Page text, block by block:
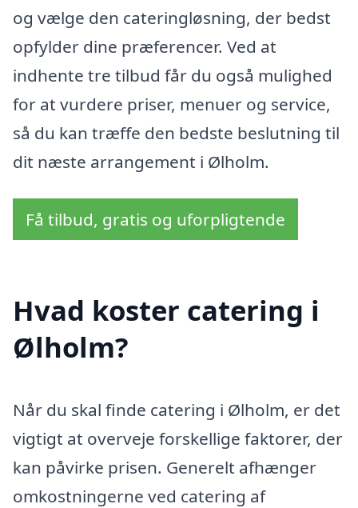
og vælge den cateringløsning, der bedst
opfylder dine præferencer. Ved at
indhente tre tilbud får du også mulighed
for at vurdere priser, menuer og service,
så du kan træffe den bedste beslutning til
dit næste arrangement i Ølholm.
Få tilbud, gratis og uforpligtende
Hvad koster catering i
Ølholm?
Når du skal finde catering i Ølholm, er det
vigtigt at overveje forskellige faktorer, der
kan påvirke prisen. Generelt afhænger
omkostningerne ved catering af